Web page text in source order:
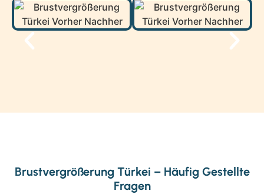
Brustvergrößerung Türkei – Häufig Gestellte
Fragen